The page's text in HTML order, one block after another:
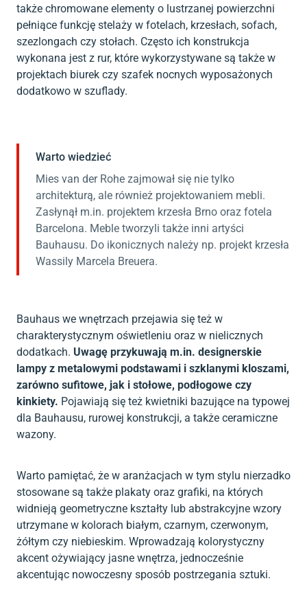
także chromowane elementy o lustrzanej powierzchni
pełniące funkcję stelaży w fotelach, krzesłach, sofach,
szezlongach czy stołach. Często ich konstrukcja
wykonana jest z rur, które wykorzystywane są także w
projektach biurek czy szafek nocnych wyposażonych
dodatkowo w szuflady.
Warto wiedzieć
Mies van der Rohe zajmował się nie tylko
architekturą, ale również projektowaniem mebli.
Zasłynął m.in. projektem krzesła Brno oraz fotela
Barcelona. Meble tworzyli także inni artyści
Bauhausu. Do ikonicznych należy np. projekt krzesła
Wassily Marcela Breuera.
Bauhaus we wnętrzach przejawia się też w
charakterystycznym oświetleniu oraz w nielicznych
dodatkach. Uwagę przykuwają m.in. designerskie
lampy z metalowymi podstawami i szklanymi kloszami,
zarówno sufitowe, jak i stołowe, podłogowe czy
kinkiety. Pojawiają się też kwietniki bazujące na typowej
dla Bauhausu, rurowej konstrukcji, a także ceramiczne
wazony.
Warto pamiętać, że w aranżacjach w tym stylu nierzadko
stosowane są także plakaty oraz grafiki, na których
widnieją geometryczne kształty lub abstrakcyjne wzory
utrzymane w kolorach białym, czarnym, czerwonym,
żółtym czy niebieskim. Wprowadzają kolorystyczny
akcent ożywiający jasne wnętrza, jednocześnie
akcentując nowoczesny sposób postrzegania sztuki.